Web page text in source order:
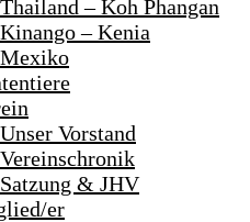
– Koh Phangan
– Kenia
Vorstand
& JHV
er